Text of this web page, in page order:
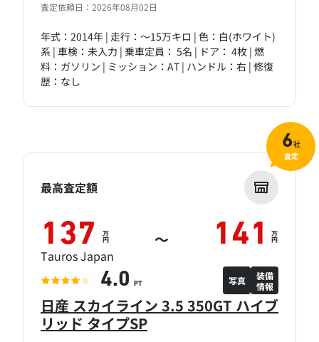
査定依頼日：2026年08月02日
年式：2014年 | 走行：～15万キロ | 色：白(ホワイト)
系 | 車検：未入力 | 乗車定員： 5名 | ドア： 4枚 | 燃
料：ガソリン | ミッション：AT | ハンドル：右 | 修復
歴：なし
日産 スカイライン 3.5 350GT ハイブ
リッド タイプSP
最高査定額
137 万
円 ～ 141 万
円
Tauros Japan
4.0 PT 写真
装備
情報
6社
査定